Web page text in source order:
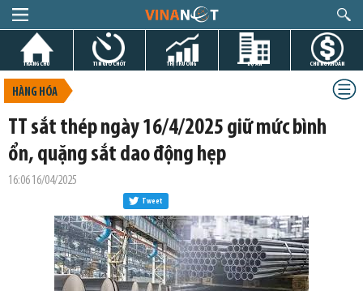
TRANG CHỦ TIN GIỜ CHÓT THỊ TRƯỜNG DỰ ÁN CHỨNG KHOÁN
HÀNG HÓA
TT sắt thép ngày 16/4/2025 giữ mức bình
ổn, quặng sắt dao động hẹp
16:06 16/04/2025
Tweet